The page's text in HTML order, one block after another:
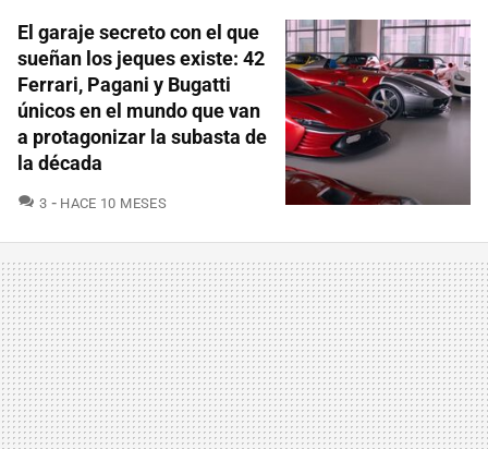
El garaje secreto con el que
sueñan los jeques existe: 42
Ferrari, Pagani y Bugatti
únicos en el mundo que van
a protagonizar la subasta de
la década
3 COMENTARIOS
HACE 10 MESES